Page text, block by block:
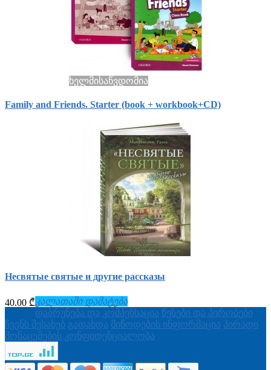
ხელმისაწვდომია
Family and Friends. Starter (book + workbook+СD)
Несвятые святые и другие рассказы
40.00 ₾ კალათაში დამატება
დაბრუნება და კომპენსაცია წესები და პირობები
ჩვენს შესახებ გადახდა მიწოდების ინფორმაცია პირადი
მონაცემების კონფიდენციალობა